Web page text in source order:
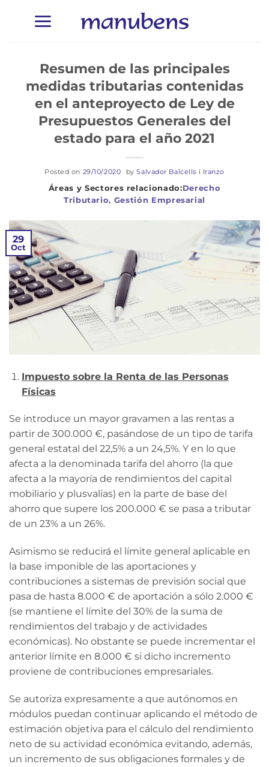
Derecho
Tributario, Gestión Empresarial
Resumen de las principales
medidas tributarias contenidas
en el anteproyecto de Ley de
Presupuestos Generales del
estado para el año 2021
Posted on 29/10/2020 bySalvador Balcells i Iranzo
29
Oct
Impuesto sobre la Renta de las Personas
Físicas
Se introduce un mayor gravamen a las rentas a
partir de 300.000 €, pasándose de un tipo de tarifa
general estatal del 22,5% a un 24,5%. Y en lo que
afecta a la denominada tarifa del ahorro (la que
afecta a la mayoría de rendimientos del capital
mobiliario y plusvalías) en la parte de base del
ahorro que supere los 200.000 € se pasa a tributar
de un 23% a un 26%.
Asimismo se reducirá el límite general aplicable en
la base imponible de las aportaciones y
contribuciones a sistemas de previsión social que
pasa de hasta 8.000 € de aportación a sólo 2.000 €
(se mantiene el límite del 30% de la suma de
rendimientos del trabajo y de actividades
económicas). No obstante se puede incrementar el
anterior límite en 8.000 € si dicho incremento
proviene de contribuciones empresariales.
Se autoriza expresamente a que autónomos en
módulos puedan continuar aplicando el método de
estimación objetiva para el cálculo del rendimiento
neto de su actividad económica evitando, además,
un incremento de sus obligaciones formales y de